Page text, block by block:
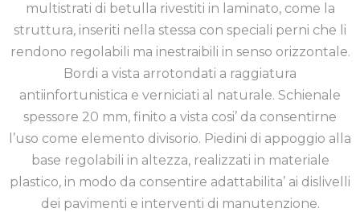
multistrati di betulla rivestiti in laminato, come la
struttura, inseriti nella stessa con speciali perni che li
rendono regolabili ma inestraibili in senso orizzontale.
Bordi a vista arrotondati a raggiatura
antiinfortunistica e verniciati al naturale. Schienale
spessore 20 mm, finito a vista cosi’ da consentirne
l’uso come elemento divisorio. Piedini di appoggio alla
base regolabili in altezza, realizzati in materiale
plastico, in modo da consentire adattabilita’ ai dislivelli
dei pavimenti e interventi di manutenzione.